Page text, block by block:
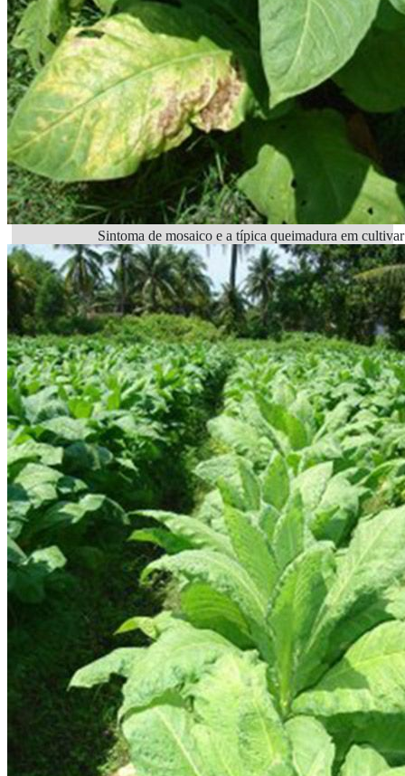
Sintoma de mosaico e a típica queimadura em